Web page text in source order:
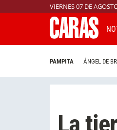
VIERNES 07 DE
PAMPITA ÁNGEL DE